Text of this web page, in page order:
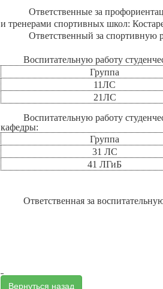
Ответственные за
и тренерами спортивных школ:
Ответственный за спортивную
Воспитательную работу
Группа
11ЛС
21ЛС
Воспитательную работу
кафедры:
Группа
31 ЛС
41 ЛГиБ
Ответственная за